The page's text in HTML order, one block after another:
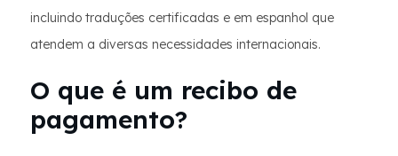
incluindo traduções certificadas e em espanhol que
atendem a diversas necessidades internacionais.
O que é um recibo de
pagamento?